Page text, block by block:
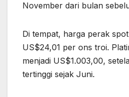
November dari bulan
Di tempat, harga perak
US$24,01 per ons troi.
menjadi US$1.003,00,
tertinggi sejak Juni.